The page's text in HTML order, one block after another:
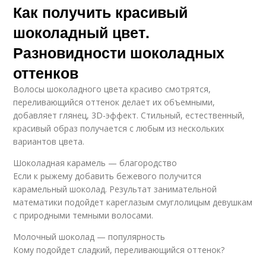
Как получить красивый
шоколадный цвет.
Разновидности шоколадных
оттенков
Волосы шоколадного цвета красиво смотрятся,
переливающийся оттенок делает их объемными,
добавляет глянец, 3D-эффект. Стильный, естественный,
красивый образ получается с любым из нескольких
вариантов цвета.
Шоколадная карамель — благородство
Если к рыжему добавить бежевого получится
карамельный шоколад. Результат занимательной
математики подойдет кареглазым смуглолицым девушкам
с природными темными волосами.
Молочный шоколад — популярность
Кому подойдет сладкий, переливающийся оттенок?